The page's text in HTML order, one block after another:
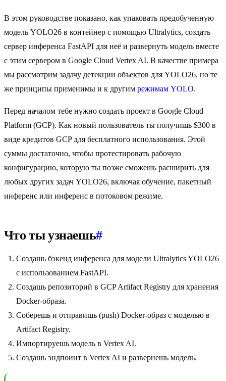
В этом руководстве показано, как упаковать предобученную
модель YOLO26 в контейнер с помощью Ultralytics, создать
сервер инференса FastAPI для неё и развернуть модель вместе
с этим сервером в Google Cloud Vertex AI. В качестве примера
мы рассмотрим задачу детекции объектов для YOLO26, но те
же принципы применимы и к другим режимам YOLO.
Перед началом тебе нужно создать проект в Google Cloud
Platform (GCP). Как новый пользователь ты получишь $300 в
виде кредитов GCP для бесплатного использования. Этой
суммы достаточно, чтобы протестировать рабочую
конфигурацию, которую ты позже сможешь расширить для
любых других задач YOLO26, включая обучение, пакетный
инференс или инференс в потоковом режиме.
Что ты узнаешь#
Создашь бэкенд инференса для модели Ultralytics YOLO26
с использованием FastAPI.
Создашь репозиторий в GCP Artifact Registry для хранения
Docker-образа.
Соберешь и отправишь (push) Docker-образ с моделью в
Artifact Registry.
Импортируешь модель в Vertex AI.
Создашь эндпоинт в Vertex AI и развернешь модель.